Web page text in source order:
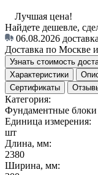
Лучшая цена!
Найдете дешевле,
06.08.2026
Доставка по Москве
Узнать стоимость
Характеристики
Сертификаты
Категория:
Фундаментные
Единица измерения:
шт
Длина, мм:
2380
Ширина, мм: